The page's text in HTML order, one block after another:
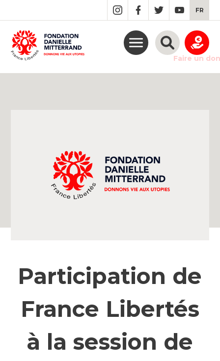
MAIN
CONTENT
FR
Faire un don
Participation de
France Libertés
à la session de